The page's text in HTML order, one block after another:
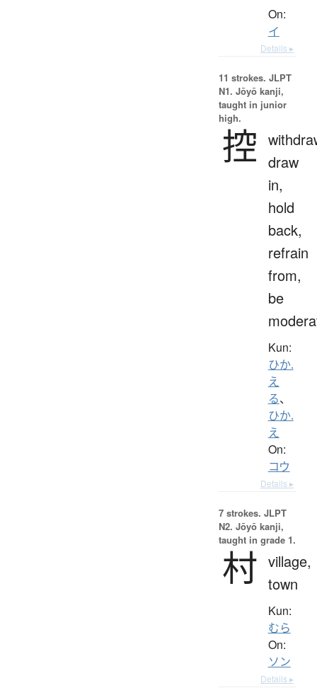
On:
イ
Details ▸
11 strokes. JLPT
N1. Jōyō kanji,
taught in junior
high.
控 draw
in,
hold
back,
refrain
from,
be
Kun:
ひか.
え
る、
ひか.
え
On:
コウ
Details ▸
7 strokes. JLPT
N2. Jōyō kanji,
taught in grade 1.
村 village,
town
Kun:
むら
On:
ソン
Details ▸